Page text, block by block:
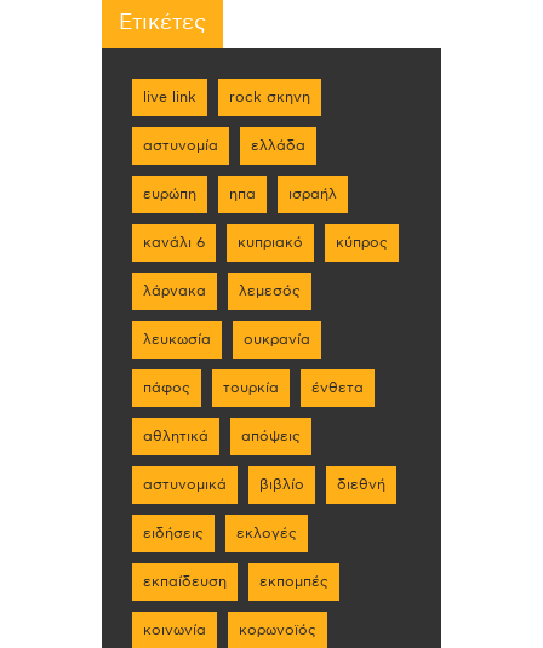
Ετικέτες
live link rock σκηνη
αστυνομία ελλάδα
ευρώπη ηπα ισραήλ
κανάλι 6 κυπριακό κύπρος
λάρνακα λεμεσός
λευκωσία ουκρανία
πάφος τουρκία ένθετα
αθλητικά απόψεις
αστυνομικά βιβλίο διεθνή
ειδήσεις εκλογές
εκπαίδευση εκπομπές
κοινωνία κορωνοϊός